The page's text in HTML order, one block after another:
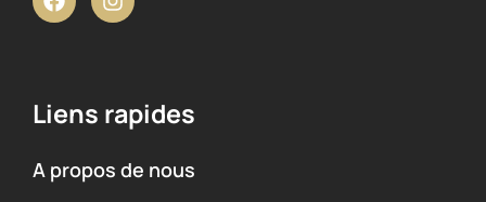
Liens rapides
A propos de nous